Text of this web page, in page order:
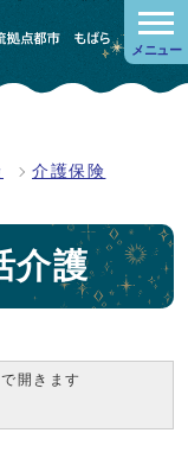
メニュー
介護保険
介護
開きます